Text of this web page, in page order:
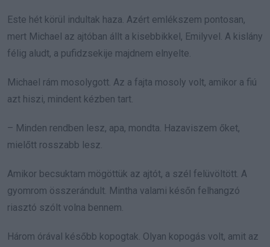
Este hét körül indultak haza. Azért emlékszem pontosan,
mert Michael az ajtóban állt a kisebbikkel, Emilyvel. A kislány
félig aludt, a pufidzsekije majdnem elnyelte.
Michael rám mosolygott. Az a fajta mosoly volt, amikor a fiú
azt hiszi, mindent kézben tart.
– Minden rendben lesz, apa, mondta. Hazaviszem őket,
mielőtt rosszabb lesz.
Amikor becsuktam mögöttük az ajtót, a szél felüvöltött. A
gyomrom összerándult. Mintha valami későn felhangzó
riasztó szólt volna bennem.
Három órával később kopogtak. Olyan kopogás volt, amit az